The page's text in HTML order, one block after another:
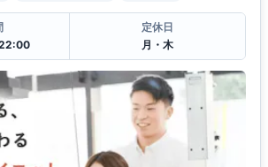
定休日
月・木